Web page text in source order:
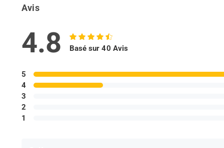
Avis
4.8 Basé sur 40 Avis
5
4
3
2
1